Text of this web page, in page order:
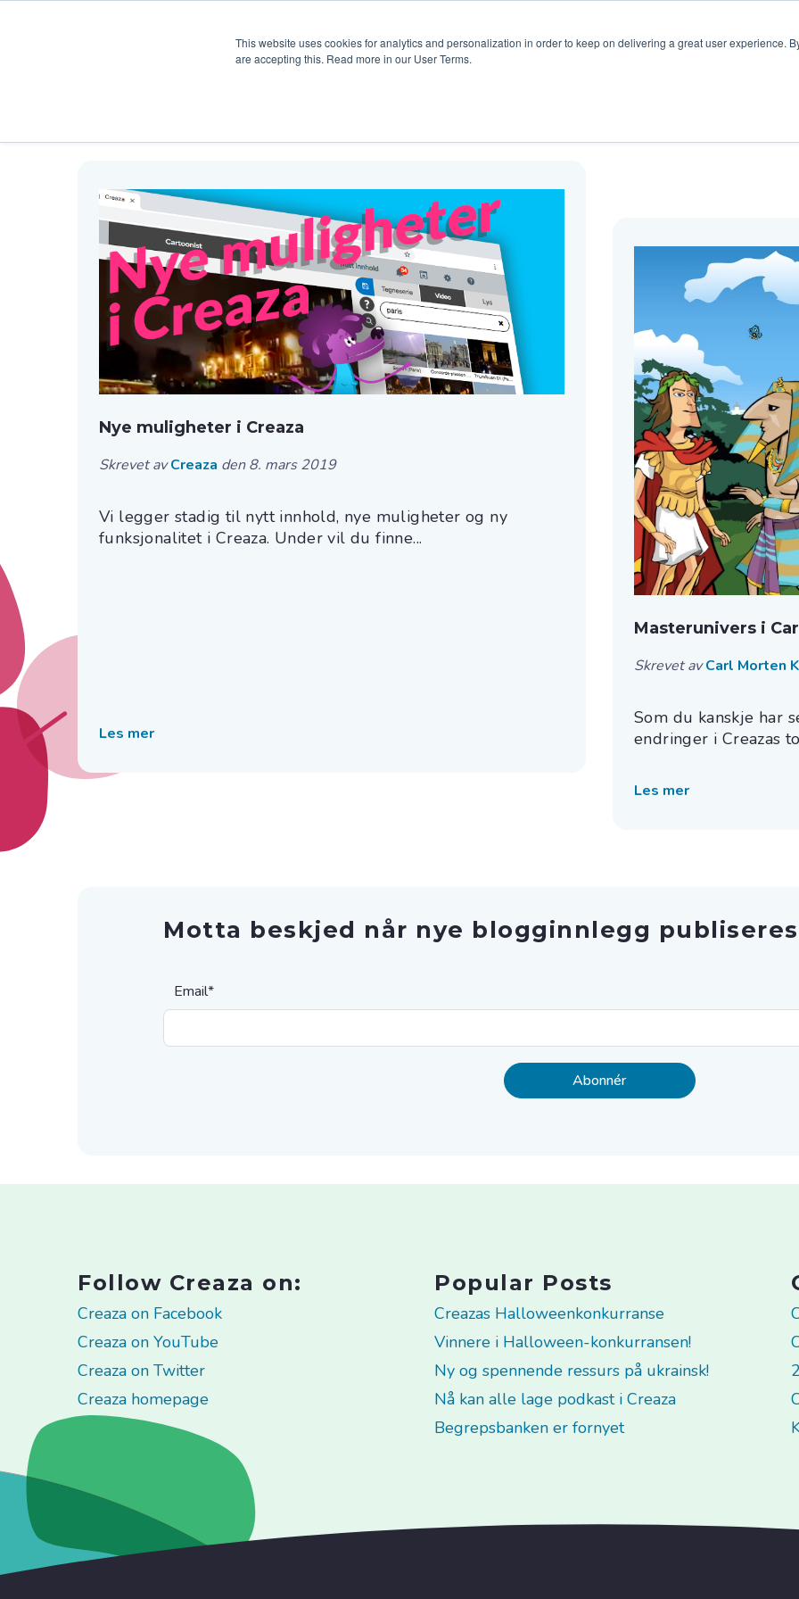
This website uses cookies for analytics and personalization in order to keep on delivering a great user experience.
are accepting this. Read more in our User Terms.
Nye muligheter i Creaza
Skrevet avCreaza den 8. mars 2019
Vi legger stadig til nytt innhold, nye muligheter og ny
funksjonalitet i Creaza. Under vil du finne...
Les mer
Masterunivers i
Skrevet avCarl Morten
Som du kanskje har
endringer i Creazas
Les mer
Motta beskjed når nye blogginnlegg
Email*
Follow Creaza on:
Creaza on Facebook
Creaza on YouTube
Creaza on Twitter
Creaza homepage
Popular Posts
Creazas Halloweenkonkurranse
Vinnere i Halloween-konkurransen!
Ny og spennende ressurs på ukrainsk!
Nå kan alle lage podkast i Creaza
Begrepsbanken er fornyet